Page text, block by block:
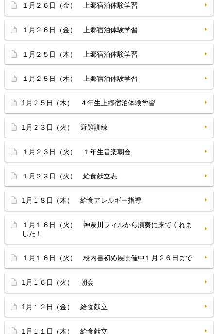
１月２６日（金） 上郷宿泊体験学習
１月２６日（金） 上郷宿泊体験学習
１月２５日（木） 上郷宿泊体験学習
１月２５日（木） 上郷宿泊体験学習
1月２５日（木） ４年生上郷宿泊体験学習
1月２３日（火） 避難訓練
１月２３日（火） １年生音楽朝会
１月２３日（火） 給食献立表
1月１８日（木） 給食アレルギー指導
１月１６日（火） 神奈川フィルから演奏に来てくれま
した！
１月１６日（火） 校内書初め展開催中１月２６日まで
1月１６日（火） 朝会
1月１２日（金） 給食献立
1月１１日（木） 給食献立